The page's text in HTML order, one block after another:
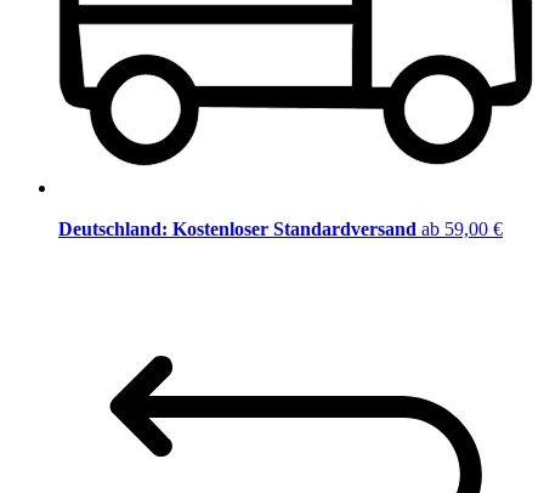
Deutschland: Kostenloser Standardversand ab 59,00 €